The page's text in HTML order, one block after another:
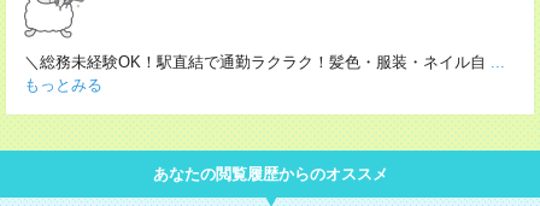
＼総務未経験OK！駅直結で通勤ラクラク！髪色・服装・ネイル自 ...
もっとみる
あなたの閲覧履歴からのオススメ